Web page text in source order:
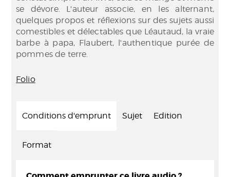
se dévore. L'auteur associe, en les alternant,
quelques propos et réflexions sur des sujets aussi
comestibles et délectables que Léautaud, la vraie
barbe à papa, Flaubert, l'authentique purée de
pommes de terre.
Folio
Conditions d'emprunt Sujet Edition
Format